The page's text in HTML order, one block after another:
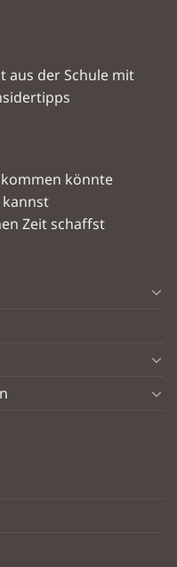
aus der Schule mit
könnte
kannst
Zeit schaffst